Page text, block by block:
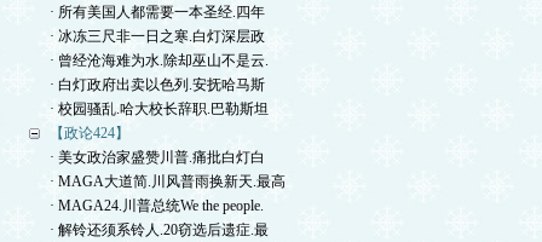
· 所有美国人都需要一本圣经.四年
· 冰冻三尺非一日之寒.白灯深层政
· 曾经沧海难为水.除却巫山不是云.
· 白灯政府出卖以色列.安抚哈马斯
· 校园骚乱.哈大校长辞职.巴勒斯坦
【政论424】
· 美女政治家盛赞川普.痛批白灯白
· MAGA大道简.川风普雨换新天.最高
· MAGA24.川普总统We the people.
· 解铃还须系铃人.20窃选后遗症.最